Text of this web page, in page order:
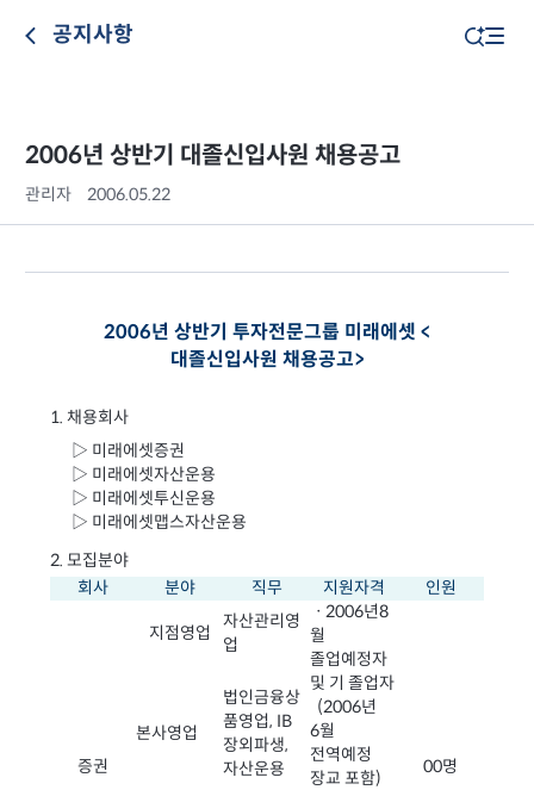
공지사항
2006년 상반기 대졸신입사원 채용공고
관리자 2006.05.22
2006년 상반기 투자전문그룹 미래에셋 <
대졸신입사원 채용공고>
1. 채용회사
▷ 미래에셋증권
▷ 미래에셋자산운용
▷ 미래에셋투신운용
▷ 미래에셋맵스자산운용
2. 모집분야
회사
분야 직무 지원자격 인원
증권
지점영업
자산관리영
업
ㆍ2006년8
월
졸업예정자
및 기 졸업자
(2006년
6월
전역예정
장교 포함)
00명
본사영업
법인금융상
품영업, IB
장외파생,
자산운용